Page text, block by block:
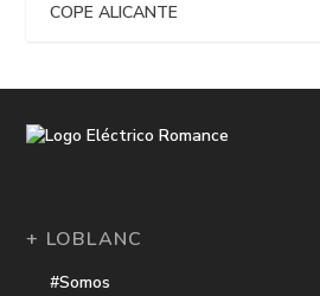
COPE ALICANTE
+ LOBLANC
#Somos